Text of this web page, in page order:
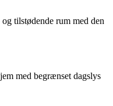
tilstødende rum med den
med begrænset dagslys